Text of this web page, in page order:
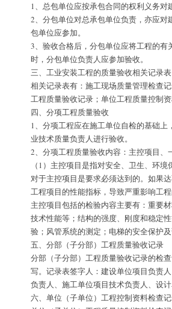
1、总包单位应按承包合同的权利义务对
2、分包单位对总承包单位负责，亦应
包单位应参加。
3、验收合格后，分包单位应将工程的
时，分包单位负责人应参加验收。
三、工业安装工程的质量验收相关记录表
相关记录表有：施工现场质量管理检查
工程质量验收记录；单位工程质量控制资
四、分项工程质量验收
1、分项工程应在施工单位自检的基础
业技术质量负责人进行验收。
2、分项工程质量验收内容：主控项目、
（1）主控项目是指对安全、卫生、环
对于主控项目是要求必须达到的。如果
工程项目的性能指标，导致严重影响工程
主控项目包括的检验内容主要有：重要
技术性能等；结构的强度、刚度和稳定
验；风管系统的测定；电梯的安全保护及
五、分部（子分部）工程质量验收记录
分部（子分部）工程质量验收记录的检
写。记录表签字人：建设单位项目负责
负责人、施工单位项目技术负责人、设
六、单位（子单位）工程控制资料检查